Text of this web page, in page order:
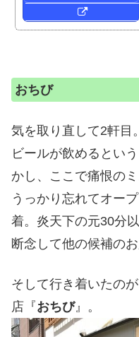
おちび
気を取り直して2軒目
ビールが飲めるとい
かし、ここで痛恨の
うっかり忘れてオー
着。炎天下の元30分
断念して他の候補の
そして行き着いたの
店『おちび』。